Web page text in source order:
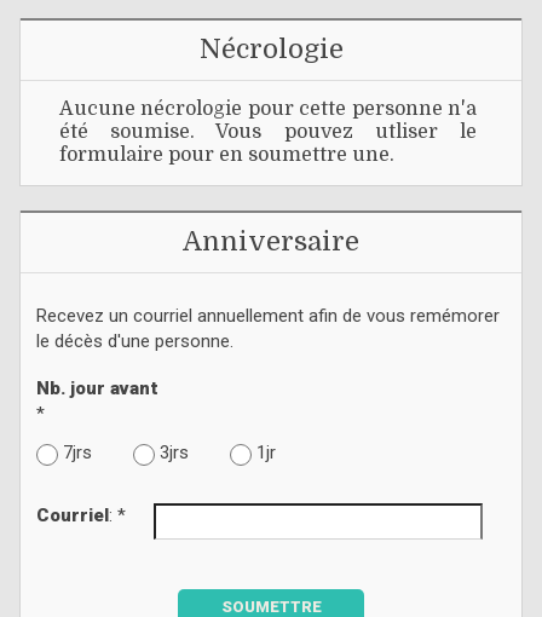
Nécrologie
Aucune nécrologie pour cette personne n'a
été soumise. Vous pouvez utliser le
formulaire pour en soumettre une.
Anniversaire
Recevez un courriel annuellement afin de vous remémorer
le décès d'une personne.
Nb. jour avant
*
7jrs
3jrs 1jr
Courriel : *
SOUMETTRE